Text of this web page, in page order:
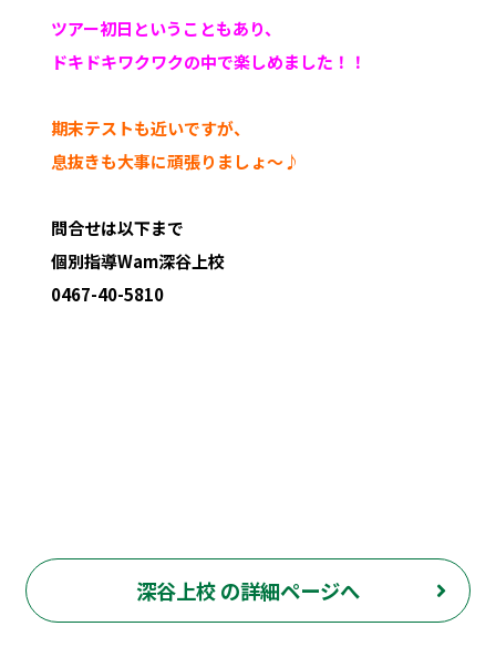
ツアー初日ということもあり、
ドキドキワクワクの中で楽しめました！！
期末テストも近いですが、
息抜きも大事に頑張りましょ～♪
問合せは以下まで
個別指導Wam深谷上校
0467-40-5810綾瀬市 海老名市 さがみ野 深谷上 深谷中 深
深谷上校 の詳細ページへ